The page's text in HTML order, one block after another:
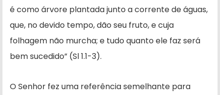
é como árvore plantada junto a corrente de águas,
que, no devido tempo, dão seu fruto, e cuja
folhagem não murcha; e tudo quanto ele faz será
bem sucedido” (Sl 1.1-3).
O Senhor fez uma referência se­melhante para